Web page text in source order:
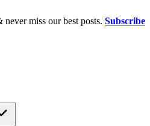
miss our best posts. Subscribe